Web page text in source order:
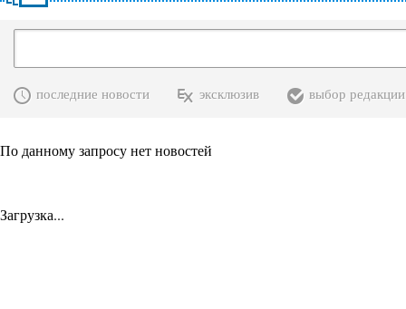
последние новости эксклюзив выбор редакции
По данному запросу нет новостей
Загрузка...